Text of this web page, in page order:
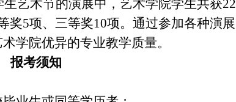
艺术节的演展中，艺术学院学生共获22
奖5项、三等奖10项。通过参加各种演展
学院优异的专业教学质量。
报考须知